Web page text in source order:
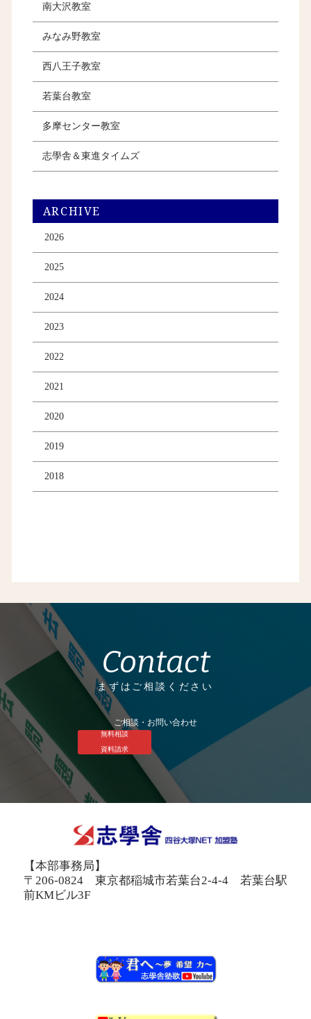
南大沢教室
みなみ野教室
西八王子教室
若葉台教室
多摩センター教室
志學舎＆東進タイムズ
ARCHIVE
2026
2025
2024
2023
2022
2021
2020
2019
2018
Contact
まずはご相談ください
ご相談・お問い合わせ
無料相談
資料請求
【本部事務局】
〒206-0824 東京都稲城市若葉台2-4-4 若葉台駅
前KMビル3F